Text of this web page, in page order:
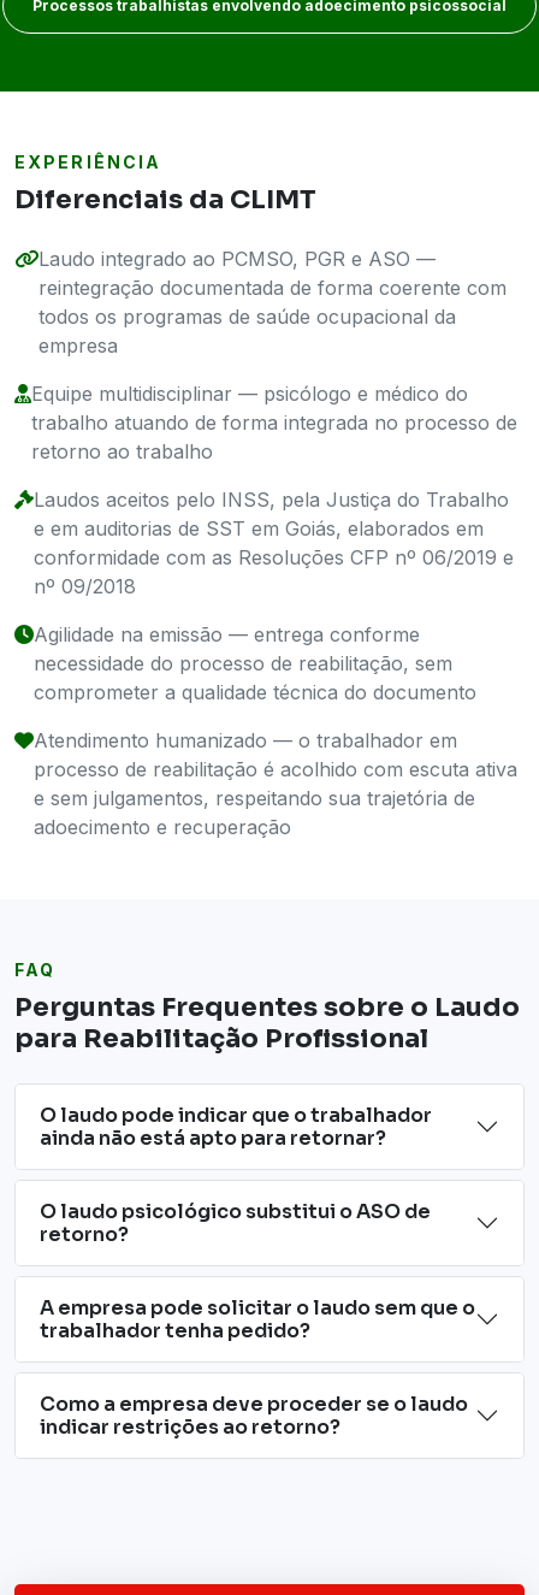
Processos trabalhistas envolvendo adoecimento psicossocial
EXPERIÊNCIA
Diferenciais da CLIMT
Laudo integrado ao PCMSO, PGR e ASO —
reintegração documentada de forma coerente com
todos os programas de saúde ocupacional da
empresa
Equipe multidisciplinar — psicólogo e médico do
trabalho atuando de forma integrada no processo de
retorno ao trabalho
Laudos aceitos pelo INSS, pela Justiça do Trabalho
e em auditorias de SST em Goiás, elaborados em
conformidade com as Resoluções CFP nº 06/2019 e
nº 09/2018
Agilidade na emissão — entrega conforme
necessidade do processo de reabilitação, sem
comprometer a qualidade técnica do documento
Atendimento humanizado — o trabalhador em
processo de reabilitação é acolhido com escuta ativa
e sem julgamentos, respeitando sua trajetória de
adoecimento e recuperação
FAQ
Perguntas Frequentes sobre o Laudo
para Reabilitação Profissional
O laudo pode indicar que o trabalhador
ainda não está apto para retornar?
O laudo psicológico substitui o ASO de
retorno?
A empresa pode solicitar o laudo sem que o
trabalhador tenha pedido?
Como a empresa deve proceder se o laudo
indicar restrições ao retorno?